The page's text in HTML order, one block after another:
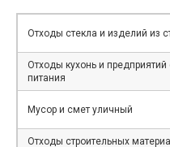
Отходы стекла и изделий из
Отходы кухонь и
питания
Мусор и смет уличный
Отходы строительных